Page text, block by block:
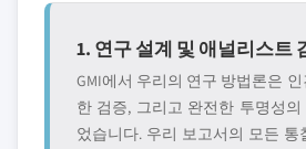
1. 연구 설계 및 애널리스트
GMI에서 우리의 연구 방법론은
한 검증, 그리고 완전한 투명성
었습니다. 우리 보고서의 모든 통